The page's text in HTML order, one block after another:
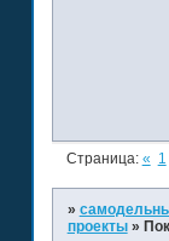
Страница: « 1
»
проекты »